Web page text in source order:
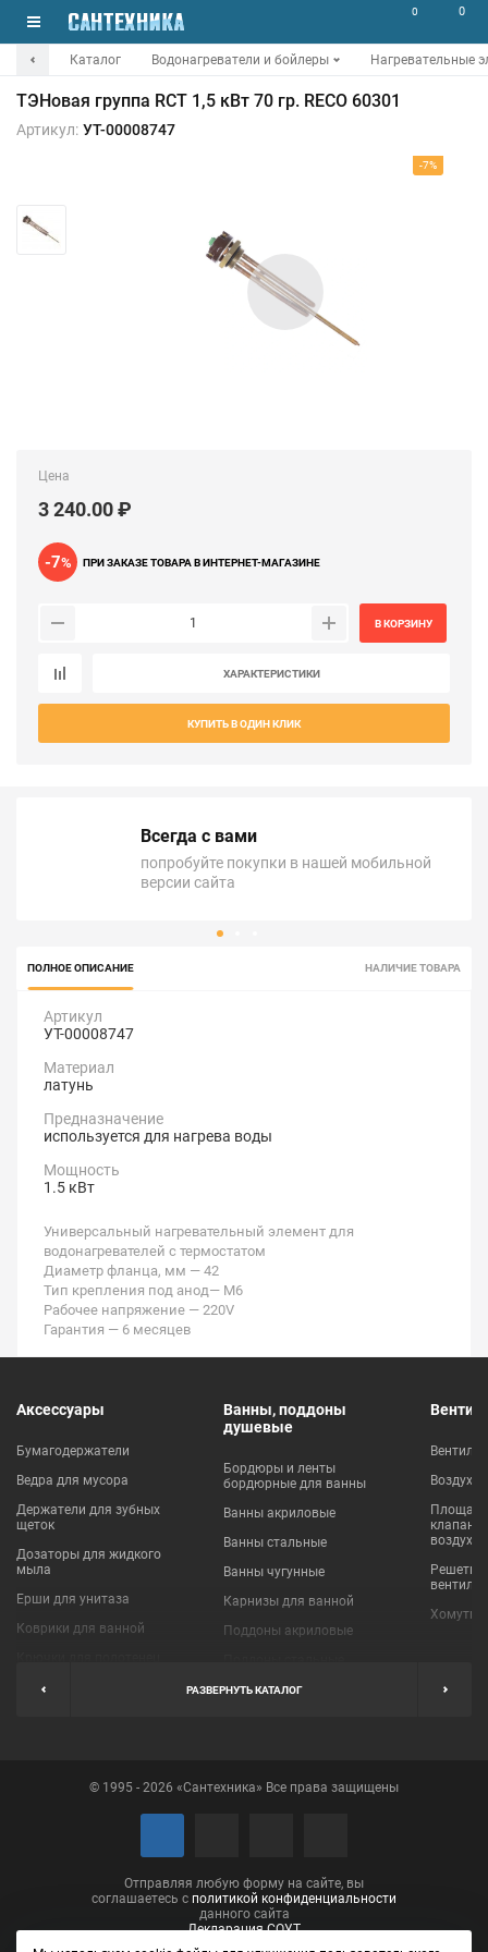
0 0
Каталог Водонагреватели и бойлеры Нагревательные
ТЭНовая группа RСT 1,5 кВт 70 гр. RECO 60301
Артикул: УТ-00008747
-7%
Цена
3 240.00 ₽
-7% ПРИ ЗАКАЗЕ ТОВАРА В ИНТЕРНЕТ-МАГАЗИНЕ
В КОРЗИНУ
ХАРАКТЕРИСТИКИ
КУПИТЬ В ОДИН КЛИК
Всегда с вами
попробуйте покупки в нашей мобильной
версии сайта
ПОЛНОЕ ОПИСАНИЕ НАЛИЧИЕ ТОВАРА
Артикул
УТ-00008747
Материал
латунь
Предназначение
используется для нагрева воды
Мощность
1.5 кВт
Универсальный нагревательный элемент для
водонагревателей с термостатом
Диаметр фланца, мм — 42
Тип крепления под анод— M6
Рабочее напряжение — 220V
Гарантия — 6 месяцев
Аксессуары
Бумагодержатели
Ведра для мусора
Держатели для зубных
щеток
Дозаторы для жидкого
мыла
Ерши для унитаза
Коврики для ванной
Мыльницы
Полотенцедержатели
Сушилки для белья
Ванны, поддоны
душевые
Бордюры и ленты
бордюрные для ванны
Ванны акриловые
Ванны стальные
Ванны чугунные
Карнизы для ванной
Поддоны акриловые
Пробки для ванн
клапаны
Решетки
Хомуты
РАЗВЕРНУТЬ КАТАЛОГ
© 1995 - 2026 «Сантехника» Все права защищены
Отправляя любую форму на сайте, вы
соглашаетесь с политикой конфиденциальности
данного сайта
Декларация СОУТ